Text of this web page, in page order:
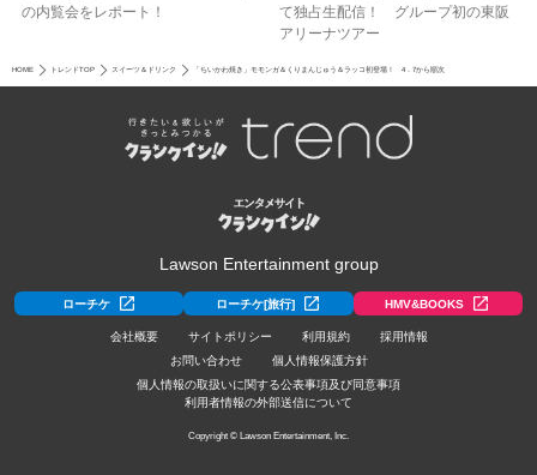
の内覧会をレポート！
て独占生配信！ グループ初の東阪
アリーナツアー
HOME トレンドTOP スイーツ＆ドリンク 「ちいかわ焼き」モモンガ＆くりまんじゅう＆ラッコ初登場！ 4．7から順次
Lawson Entertainment group
ローチケ ローチケ[旅行] HMV&BOOKS
会社概要 サイトポリシー 利用規約
採用情報
お問い合わせ
個人情報保護方針
個人情報の取扱いに関する公表事項及び同意事項
利用者情報の外部送信について
Copyright © Lawson Entertainment, Inc.